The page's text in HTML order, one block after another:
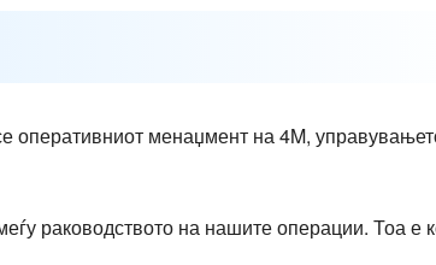
оперативниот менаџмент на 4M,
раководството на нашите операции. Тоа е